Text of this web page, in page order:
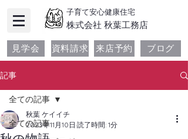
子育て安心健康住宅
​株式会社 秋葉工務店
見学会 資料請求 来店予約 ブログ
記事
全ての記事
全ての記事
秋葉 ケイイチ
2023年11月10日 読了時間: 1分